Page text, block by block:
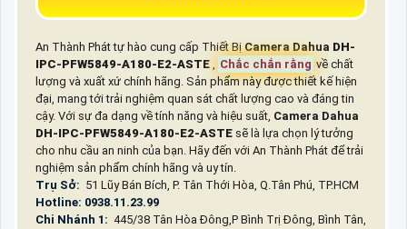
An Thành Phát tự hào cung cấp Thiết BịCamera Dahua DH-
IPC-PFW5849-A180-E2-ASTE , Chắc chắn rằng về chất
lượng và xuất xứ chính hãng. Sản phẩm này được thiết kế hiện
đại, mang tới trải nghiệm quan sát chất lượng cao và đáng tin
cậy. Với sự đa dạng về tính năng và hiệu suất, Camera Dahua
DH-IPC-PFW5849-A180-E2-ASTE sẽ là lựa chọn lý tưởng
cho nhu cầu an ninh của bạn. Hãy đến với An Thành Phát để trải
nghiệm sản phẩm chính hãng và uy tín.
Trụ Sở: 51 Lũy Bán Bích, P. Tân Thới Hòa, Q.Tân Phú, TP.HCM
Hotline: 0938.11.23.99
Chi Nhánh 1: 445/38 Tân Hòa Đông,P Bình Trị Đông, Bình Tân,